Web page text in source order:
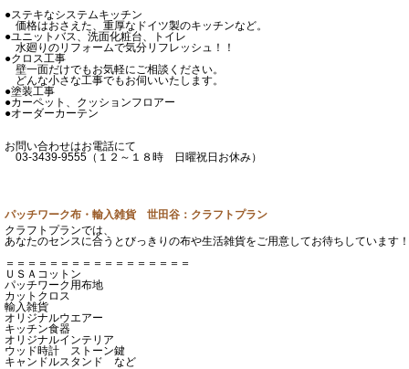
●ステキなシステムキッチン
価格はおさえた、重厚なドイツ製のキッチンなど。
●ユニットバス、洗面化粧台、トイレ
水廻りのリフォームで気分リフレッシュ！！
●クロス工事
壁一面だけでもお気軽にご相談ください。
どんな小さな工事でもお伺いいたします。
●塗装工事
●カーペット、クッションフロアー
●オーダーカーテン
お問い合わせはお電話にて
03-3439-9555（１２～１８時 日曜祝日お休み）
パッチワーク布・輸入雑貨 世田谷：クラフトプラン
クラフトプランでは、
あなたのセンスに合うとびっきりの布や生活雑貨をご用意してお待ちしています！
＝＝＝＝＝＝＝＝＝＝＝＝＝＝＝＝＝
ＵＳＡコットン
パッチワーク用布地
カットクロス
輸入雑貨
オリジナルウエアー
キッチン食器
オリジナルインテリア
ウッド時計 ストーン鍵
キャンドルスタンド など